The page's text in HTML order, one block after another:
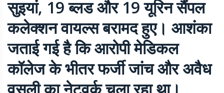
सुइयां, 19 ब्लड और 19 यूरिन सैंपल
कलेक्शन वायल्स बरामद हुए। आशंका
जताई गई है कि आरोपी मेडिकल
कॉलेज के भीतर फर्जी जांच और अवैध